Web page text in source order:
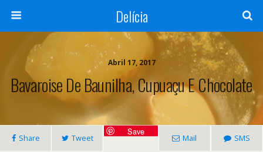
Delícia
Abril 17, 2017
Bavaroise De Baunilha, Cupuaçu E Chocolate
Share Tweet
Save
Mail SMS